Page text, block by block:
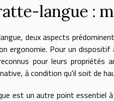
langue :
deux aspects
ergonomie. Pour un
pour leurs propriétés
à condition qu'il soit de
est un autre point